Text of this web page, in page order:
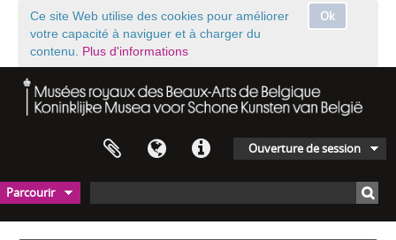
Ok
Ce site Web utilise des cookies pour améliorer
votre capacité à naviguer et à charger du
contenu. Plus d'informations
Ouverture de session
Parcourir